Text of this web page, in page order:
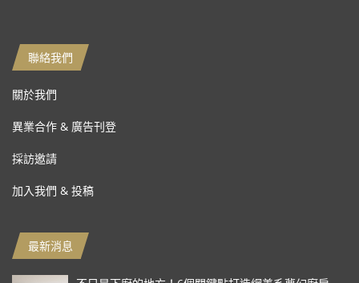
聯絡我們
關於我們
異業合作 & 廣告刊登
採訪邀請
加入我們 & 投稿
最新消息